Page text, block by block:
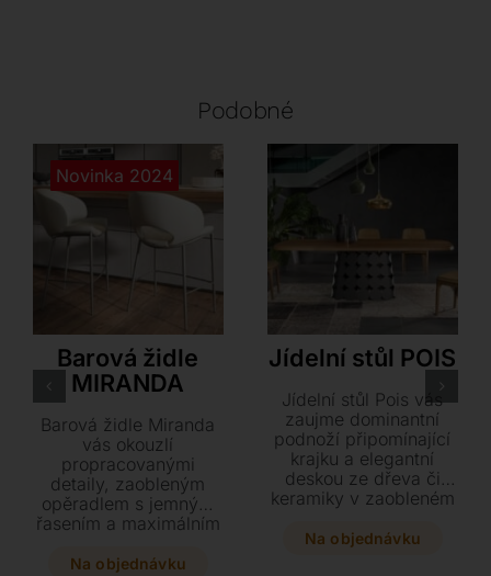
Podobné
Novinka 2024
Barová židle
MIRANDA
Barová židle Miranda
vás okouzlí
propracovanými
detaily, zaobleným
opěradlem s jemným
řasením a maximálním
elegantní židle na
Na objednávku
Jídelní stůl POIS
Jídelní stůl Pois vás
zaujme dominantní
podnoží připomínající
krajku a elegantní
deskou ze dřeva či
keramiky v zaobleném
kousek, dostupný v
Na objednávku